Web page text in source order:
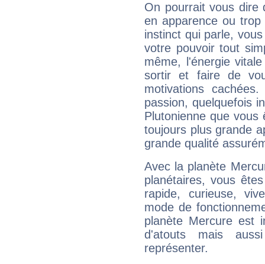
On pourrait vous dire
en apparence ou
instinct qui parle,
votre pouvoir tout
même, l'énergie
sortir et faire de
motivations
passion, quelquefois
Plutonienne que
toujours plus grande
grande qualité
Avec la planète
planétaires, vous
rapide, curieuse,
mode de
planète Mercure est
d'atouts mais
représenter.